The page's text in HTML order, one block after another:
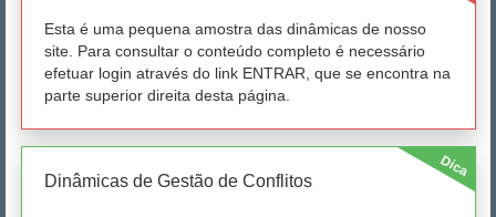
Esta é uma pequena amostra das dinâmicas de nosso
site. Para consultar o conteúdo completo é necessário
efetuar login através do link ENTRAR, que se encontra na
parte superior direita desta página.
Dica
Dinâmicas de Gestão de Conflitos